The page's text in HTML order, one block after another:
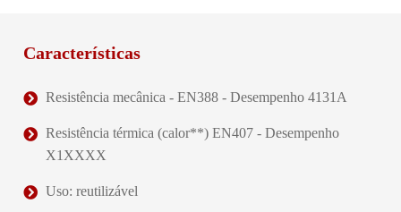
Características
Resistência mecânica - EN388 - Desempenho 4131A
Resistência térmica (calor**) EN407 - Desempenho
X1XXXX
Uso: reutilizável